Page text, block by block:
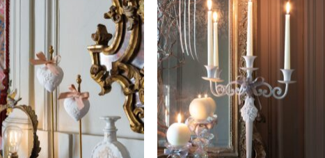
Add to
wishlist
Add to